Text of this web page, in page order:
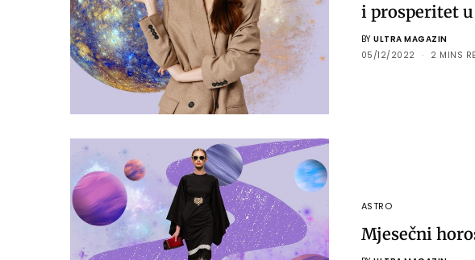
i prosperitet
BY ULTRA MAGAZIN
05/12/2022
2 MINS
ASTRO
Mjesečni